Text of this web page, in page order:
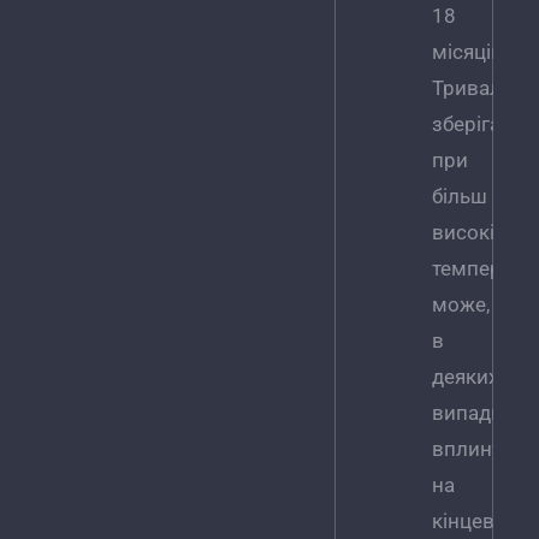
18
місяців.
Тривале
зберігання
при
більш
високій
може,
в
деяких
випадках,
вплинути
на
кінцеві